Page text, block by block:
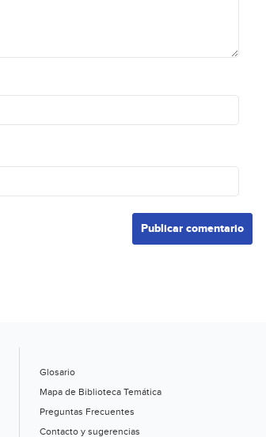
Glosario
Mapa de Biblioteca Temática
Preguntas Frecuentes
Contacto y sugerencias